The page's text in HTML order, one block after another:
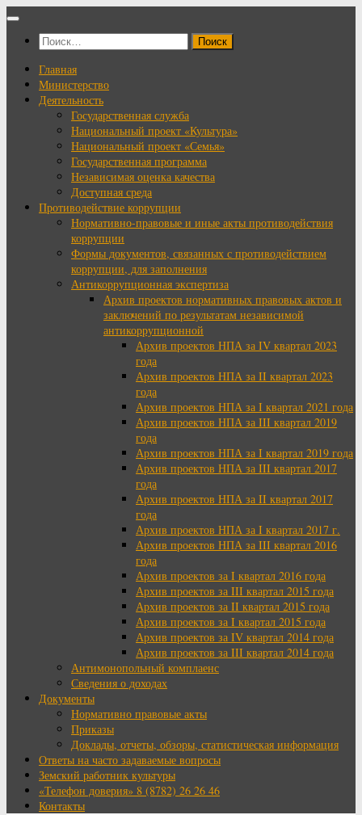
Перейти
содержимому
Найти:
Главная
Министерство
Деятельность
Государственная служба
Национальный проект «Культура»
Национальный проект «Семья»
Государственная программа
Независимая оценка качества
Доступная среда
Противодействие коррупции
Нормативно-правовые и иные акты противодействия
коррупции
Формы документов, связанных с противодействием
коррупции, для заполнения
Антикоррупционная экспертиза
Архив проектов нормативных правовых актов и
заключений по результатам независимой
антикоррупционной
Архив проектов НПА за IV квартал 2023
года
Архив проектов НПА за II квартал 2023
года
Архив проектов НПА за I квартал 2021 года
Архив проектов НПА за III квартал 2019
года
Архив проектов НПА за I квартал 2019 года
Архив проектов НПА за III квартал 2017
года
Архив проектов НПА за II квартал 2017
года
Архив проектов НПА за I квартал 2017 г.
Архив проектов НПА за III квартал 2016
года
Архив проектов за I квартал 2016 года
Архив проектов за III квартал 2015 года
Архив проектов за II квартал 2015 года
Архив проектов за I квартал 2015 года
Архив проектов за IV квартал 2014 года
Архив проектов за III квартал 2014 года
Антимонопольный комплаенс
Сведения о доходах
Документы
Нормативно правовые акты
Приказы
Доклады, отчеты, обзоры, статистическая информация
Ответы на часто задаваемые вопросы
Земский работник культуры
«Телефон доверия» 8 (8782) 26 26 46
Контакты